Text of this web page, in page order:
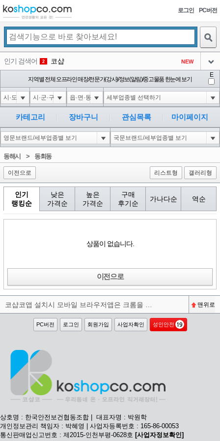
로그인 PC버전
인기 검색어 2 코샵 NEW
3 익스
아이콘
4 미끄럼방지
아이콘
5 대성설렁탕
아이콘
-16
6 1-1 waitfor delay '0:0:15' --
아이콘
0
1
지역별 전체 오프라인 매장/전문가(강사)/정보(알림)/중고물품 한눈에 보기
E
카테고리 장바구니 관심목록 마이페이지
동해시 > 동회동
이전으로 리스트형 갤러리형
인기
랭킹순
낮은
가격순
높은
가격순
구매
후기순
가나다순 역순
상품이 없습니다.
이전으로
맨위로
PC버전 로그인 회원가입 사업자확인 성인안전
상호명 : 한국안전보건협동조합 | 대표자명 : 박원학
개인정보관리 책임자 : 박혜영 | 사업자등록번호 : 165-86-00053
통신판매업신고번호 : 제2015-인천부평-0628호 [사업자정보확인]